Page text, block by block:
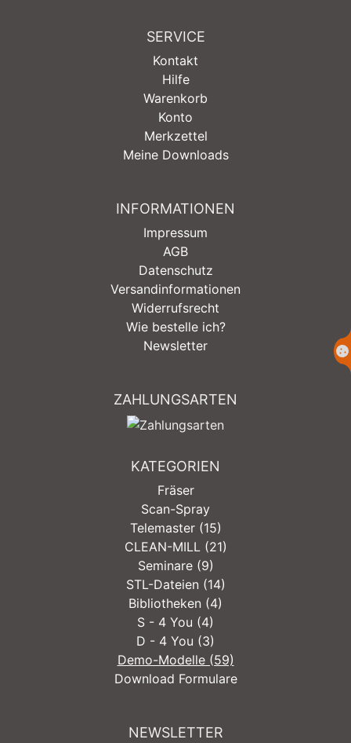
SERVICE
Kontakt
Hilfe
Warenkorb
Konto
Merkzettel
Meine Downloads
INFORMATIONEN
Impressum
AGB
Datenschutz
Versandinformationen
Widerrufsrecht
Wie bestelle ich?
Newsletter
ZAHLUNGSARTEN
KATEGORIEN
Fräser
Scan-Spray
Telemaster (15)
CLEAN-MILL (21)
Seminare (9)
STL-Dateien (14)
Bibliotheken (4)
S - 4 You (4)
D - 4 You (3)
Demo-Modelle (59)
Download Formulare
NEWSLETTER